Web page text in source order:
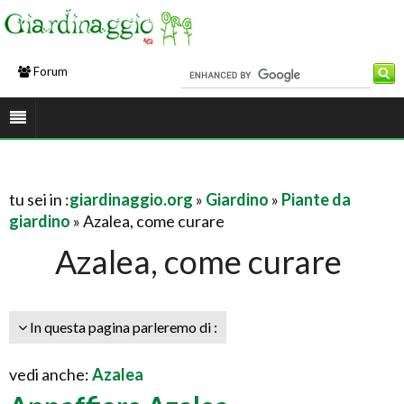
Forum
tu sei in :giardinaggio.org » Giardino » Piante da
giardino » Azalea, come curare
Azalea, come curare
In questa pagina parleremo di :
vedi anche:Azalea